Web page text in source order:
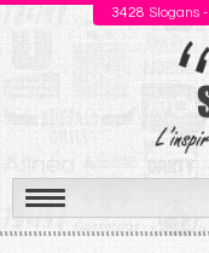
3428 Slogans -
Aller
au